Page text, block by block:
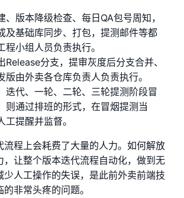
、版本降级检查、每日QA包号周知，
及基础库同步、打包，提测邮件等都
程小组人员负责执行。
Release分支，提审灰度后分支合并、
版由外卖各仓库负责人负责执行。
迭代、一轮、二轮、三轮提测阶段冒
则通过排班的形式，在冒烟提测当
工提醒并监督。
流程上会耗费了大量的人力。如何解放
，让整个版本迭代流程自动化，做到无
少人工操作的失误，是此前外卖前端技
非常头疼的问题。